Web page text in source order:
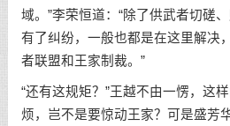
域。”李荣恒道：“除了供武者切磋
有了纠纷，一般也都是在这里解决
者联盟和王家制裁。”
“还有这规矩？”王越不由一愣，这
烦，岂不是要惊动王家？可是盛芳